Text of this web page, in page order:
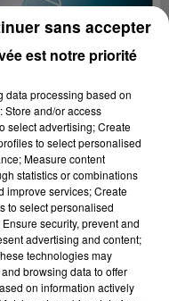
est notre priorité
data processing based on
Store and/or access
select advertising; Create
to select personalised
Measure content
statistics or combinations
improve services; Create
to select personalised
security, prevent and
advertising and content;
technologies may
browsing data to offer
on information actively
sans accepter